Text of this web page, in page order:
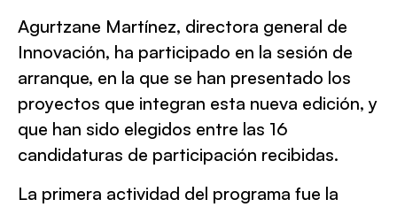
Agurtzane Martínez, directora general de
Innovación, ha participado en la sesión de
arranque, en la que se han presentado los
proyectos que integran esta nueva edición, y
que han sido elegidos entre las 16
candidaturas de participación recibidas.
La primera actividad del programa fue la